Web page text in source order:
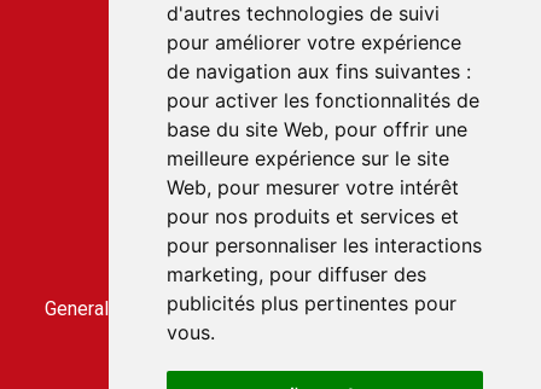
d'autres technologies de suivi
pour améliorer votre expérience
de navigation aux fins suivantes :
pour activer les fonctionnalités de
base du site Web, pour offrir une
meilleure expérience sur le site
Web, pour mesurer votre intérêt
pour nos produits et services et
pour personnaliser les interactions
marketing, pour diffuser des
publicités plus pertinentes pour
vous.
Service client
22 rue du Gabian
98000 MONACO
T.+377 97 70 22 22
Accès rapides
Contact us
Terms and conditions of sale
General conditions of use
General terms and conditions of sale for the CLICBUS
CLICBUS privacy policy